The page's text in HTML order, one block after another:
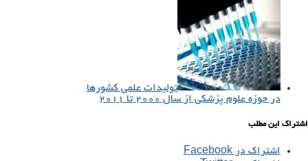
تولیدات علمی کشورها
در حوزه علوم پزشکی از سال ۲۰۰۰ تا ۲۰۱۱
اشتراک این مطلب
اشتراک در Facebook